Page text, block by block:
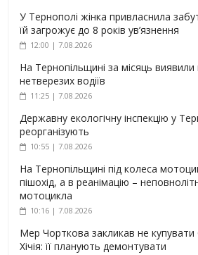
У Тернополі жінка привласнила
їй загрожує до 8 років ув’язнення
12:00 | 7.08.2026
На Тернопільщині за місяць
нетверезих водіїв
11:25 | 7.08.2026
Державну екологічну інспекцію у
реорганізують
10:55 | 7.08.2026
На Тернопільщині під колеса
пішохід, а в реанімацію –
мотоцикла
10:16 | 7.08.2026
Мер Чорткова закликав не купувати
Хічія: її планують демонтувати